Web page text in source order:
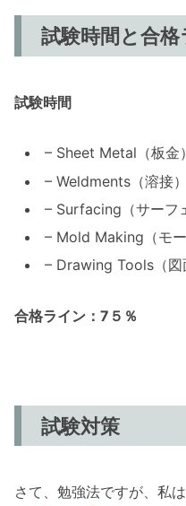
試験時間と合格
試験時間
– Sheet Metal（
– Weldments（溶接
– Surfacing（サ
– Mold Making（モ
– Drawing Tools（
合格ライン：7５％
試験対策
さて、勉強法ですが、私は